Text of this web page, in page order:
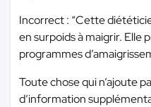
Incorrect : “Cette
en surpoids à maigrir. Elle
programmes
Toute chose qui n’ajoute
d’information